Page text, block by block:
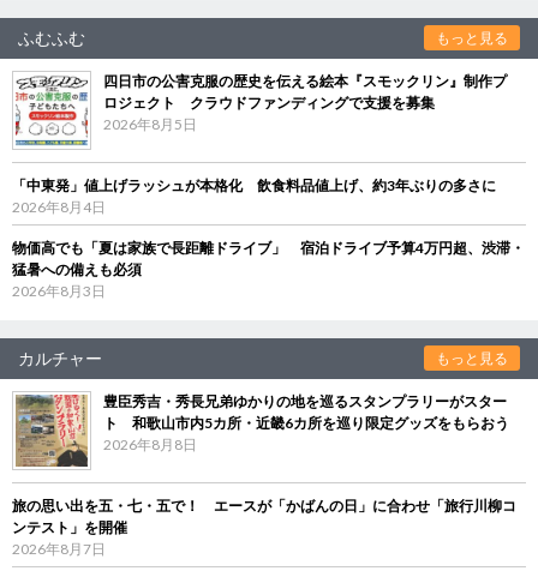
ふむふむ もっと見る
四日市の公害克服の歴史を伝える絵本『スモックリン』制作プ
ロジェクト クラウドファンディングで支援を募集
2026年8月5日
「中東発」値上げラッシュが本格化 飲食料品値上げ、約3年ぶりの多さに
2026年8月4日
物価高でも「夏は家族で長距離ドライブ」 宿泊ドライブ予算4万円超、渋滞・
猛暑への備えも必須
2026年8月3日
カルチャー もっと見る
豊臣秀吉・秀長兄弟ゆかりの地を巡るスタンプラリーがスター
ト 和歌山市内5カ所・近畿6カ所を巡り限定グッズをもらおう
2026年8月8日
旅の思い出を五・七・五で！ エースが「かばんの日」に合わせ「旅行川柳コ
ンテスト」を開催
2026年8月7日